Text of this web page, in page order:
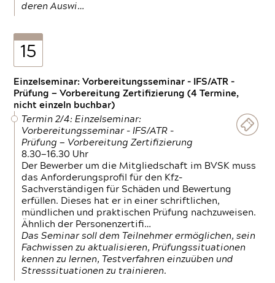
deren Auswi…
15
Einzelseminar: Vorbereitungsseminar - IFS/ATR -
Prüfung — Vorbereitung Zertifizierung (4 Termine,
nicht einzeln buchbar)
Termin 2/4: Einzelseminar:
Vorbereitungsseminar - IFS/ATR -
Prüfung — Vorbereitung Zertifizierung
8.30—16.30 Uhr
Der Bewerber um die Mitgliedschaft im BVSK muss
das Anforderungsprofil für den Kfz-
Sachverständigen für Schäden und Bewertung
erfüllen. Dieses hat er in einer schriftlichen,
mündlichen und praktischen Prüfung nachzuweisen.
Ähnlich der Personenzertifi…
Das Seminar soll dem Teilnehmer ermöglichen, sein
Fachwissen zu aktualisieren, Prüfungssituationen
kennen zu lernen, Testverfahren einzuüben und
Stresssituationen zu trainieren.